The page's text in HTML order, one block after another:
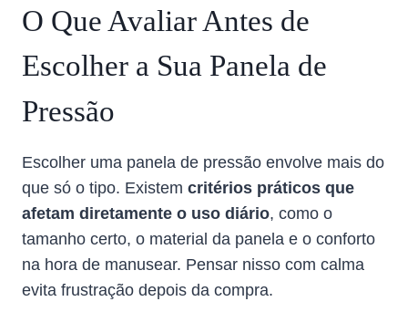
O Que Avaliar Antes de
Escolher a Sua Panela de
Pressão
Escolher uma panela de pressão envolve mais do
que só o tipo. Existem critérios práticos que
afetam diretamente o uso diário, como o
tamanho certo, o material da panela e o conforto
na hora de manusear. Pensar nisso com calma
evita frustração depois da compra.